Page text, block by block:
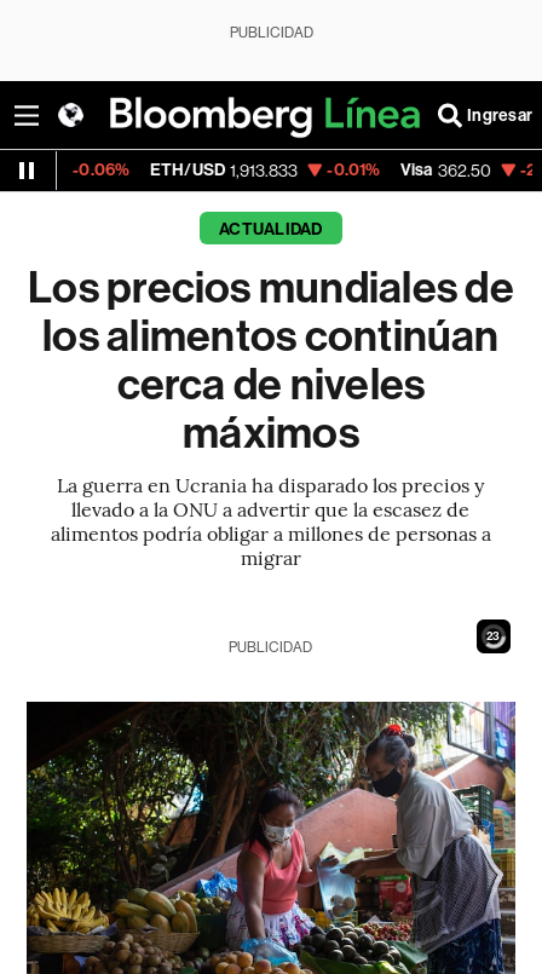
PUBLICIDAD
Ingresar
ETH/USD 1,913.833 -0.01% Visa 362.50 -2.15%
ACTUALIDAD
Los precios mundiales de
los alimentos continúan
cerca de niveles
máximos
La guerra en Ucrania ha disparado los precios y
llevado a la ONU a advertir que la escasez de
alimentos podría obligar a millones de personas a
migrar
21
PUBLICIDAD